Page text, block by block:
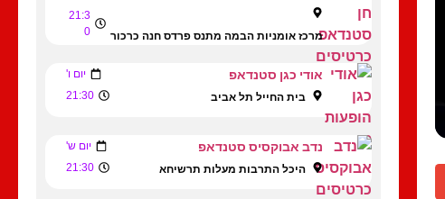
מרכז אומניות הבמה מתנס פרדס חנה כרכור
21:3
0
אודי כגן סטנדאפ יום ו'
בית החייל תל אביב 21:30
נדב אבוקסיס סטנדאפ יום ש'
היכל התרבות מעלות תרשיחא 21:30